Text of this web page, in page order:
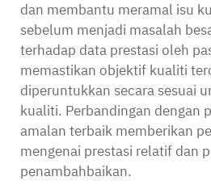
dan membantu meramal isu
sebelum menjadi masalah
terhadap data prestasi oleh
memastikan objektif kualiti
diperuntukkan secara sesuai
kualiti. Perbandingan dengan
amalan terbaik memberikan
mengenai prestasi relatif dan
penambahbaikan.